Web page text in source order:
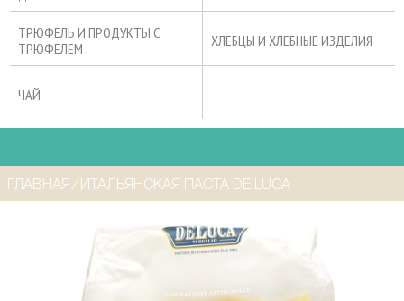
ТРЮФЕЛЬ И ПРОДУКТЫ С
ТРЮФЕЛЕМ
ХЛЕБЦЫ И ХЛЕБНЫЕ ИЗДЕЛИЯ
ЧАЙ
ГЛАВНАЯ ⁄ ИТАЛЬЯНСКАЯ ПАСТА DE LUCA